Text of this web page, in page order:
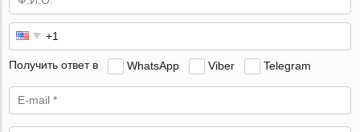
Получить ответ в WhatsApp Viber Telegram